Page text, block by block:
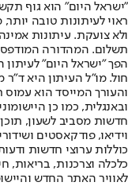
"ישראל היום" הוא גוף
ראוי לעיתונות טובה
ולא צועקת. עיתונות
הפך "ישראל היום"
חול. מו"ל העיתון היא
והעורך המייסד הוא
חדשות מסביב לשעון, תוכן
וידיאו, פודקאסטים
כוללות ערוצי חדשות
לאוויר האתר החדש